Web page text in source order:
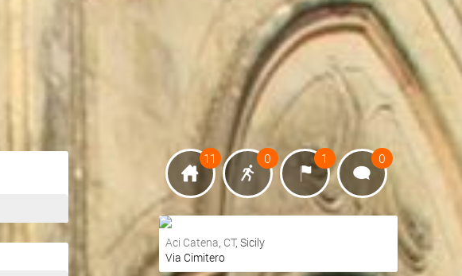
11 0 1 0
Ottieni indicazioni stradali
Aci Catena, CT, Sicily
Via Cimitero